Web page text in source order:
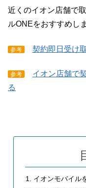
近くのイオン店舗で
ルONEをおすすめし
参考 契約即日受け
参考
イオン店舗で
る
イオンモバイル